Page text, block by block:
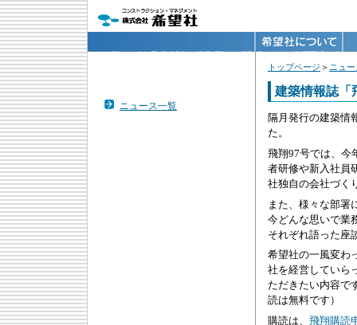
ニュース一覧
トップページ ＞ ニュ
建築情報誌「
隔月発行の建築情
た。
飛翔97号では、今
者研修や新入社員
社独自の会社づく
また、様々な部署
今どんな思いで業
それぞれ語った座
希望社の一風変わ
社を経営していら
ただきたい内容で
読は無料です）
購読は、 飛翔購読